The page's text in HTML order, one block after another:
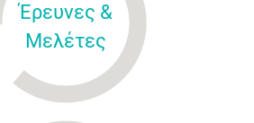
Έρευνες &
Μελέτες